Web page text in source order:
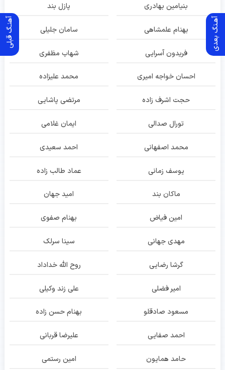
آهنـگ قبلی آهـنگ بعدی
بنیامین بهادری پازل بند
بهنام علمشاهی سامان جلیلی
فریدون آسرایی شهاب مظفری
احسان خواجه امیری محمد علیزاده
حجت اشرف زاده مرتضی پاشایی
تورال صدالی ایمان غلامی
محمد اصفهانی احمد سعیدی
یوسف زمانی عماد طالب زاده
ماکان بند امید جهان
امین فیاض بهنام صفوی
مهدی جهانی سینا سرلک
گرشا رضایی روح الله خداداد
امیر فضلی علی زند وکیلی
مسعود صادقلو بهنام حسن زاده
احمد صفایی علیرضا قربانی
حامد همایون امین رستمی